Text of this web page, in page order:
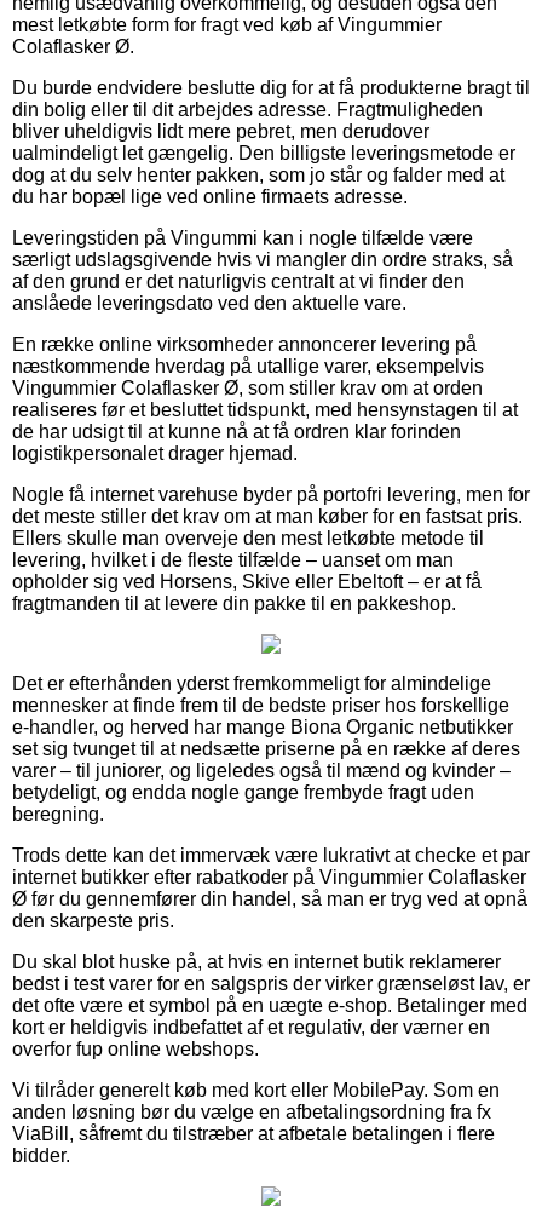
mest letkøbte form for fragt ved køb af Vingummier
Colaflasker Ø.
Du burde endvidere beslutte dig for at få produkterne bragt til
din bolig eller til dit arbejdes adresse. Fragtmuligheden
bliver uheldigvis lidt mere pebret, men derudover
ualmindeligt let gængelig. Den billigste leveringsmetode er
dog at du selv henter pakken, som jo står og falder med at
du har bopæl lige ved online firmaets adresse.
Leveringstiden på Vingummi kan i nogle tilfælde være
særligt udslagsgivende hvis vi mangler din ordre straks, så
af den grund er det naturligvis centralt at vi finder den
anslåede leveringsdato ved den aktuelle vare.
En række online virksomheder annoncerer levering på
næstkommende hverdag på utallige varer, eksempelvis
Vingummier Colaflasker Ø, som stiller krav om at orden
realiseres før et besluttet tidspunkt, med hensynstagen til at
de har udsigt til at kunne nå at få ordren klar forinden
logistikpersonalet drager hjemad.
Nogle få internet varehuse byder på portofri levering, men for
det meste stiller det krav om at man køber for en fastsat pris.
Ellers skulle man overveje den mest letkøbte metode til
levering, hvilket i de fleste tilfælde – uanset om man
opholder sig ved Horsens, Skive eller Ebeltoft – er at få
fragtmanden til at levere din pakke til en pakkeshop.
Det er efterhånden yderst fremkommeligt for almindelige
mennesker at finde frem til de bedste priser hos forskellige
e-handler, og herved har mange Biona Organic netbutikker
set sig tvunget til at nedsætte priserne på en række af deres
varer – til juniorer, og ligeledes også til mænd og kvinder –
betydeligt, og endda nogle gange frembyde fragt uden
beregning.
Trods dette kan det immervæk være lukrativt at checke et par
internet butikker efter rabatkoder på Vingummier Colaflasker
Ø før du gennemfører din handel, så man er tryg ved at opnå
den skarpeste pris.
Du skal blot huske på, at hvis en internet butik reklamerer
bedst i test varer for en salgspris der virker grænseløst lav, er
det ofte være et symbol på en uægte e-shop. Betalinger med
kort er heldigvis indbefattet af et regulativ, der værner en
overfor fup online webshops.
Vi tilråder generelt køb med kort eller MobilePay. Som en
anden løsning bør du vælge en afbetalingsordning fra fx
ViaBill, såfremt du tilstræber at afbetale betalingen i flere
bidder.